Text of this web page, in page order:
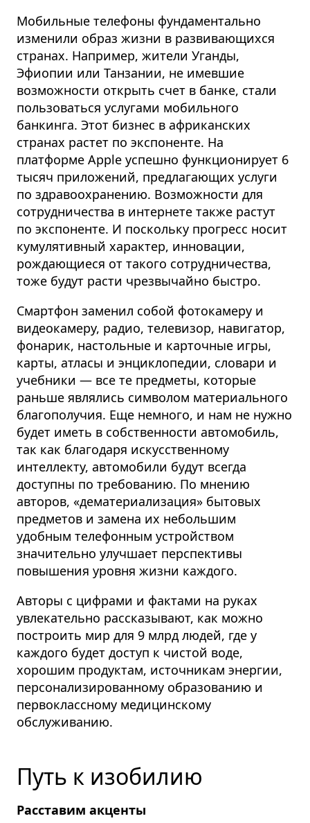
Мобильные телефоны фундаментально
изменили образ жизни в развивающихся
странах. Например, жители Уганды,
Эфиопии или Танзании, не имевшие
возможности открыть счет в банке, стали
пользоваться услугами мобильного
банкинга. Этот бизнес в африканских
странах растет по экспоненте. На
платформе Apple успешно функционирует 6
тысяч приложений, предлагающих услуги
по здравоохранению. Возможности для
сотрудничества в интернете также растут
по экспоненте. И поскольку прогресс носит
кумулятивный характер, инновации,
рождающиеся от такого сотрудничества,
тоже будут расти чрезвычайно быстро.
Смартфон заменил собой фотокамеру и
видеокамеру, радио, телевизор, навигатор,
фонарик, настольные и карточные игры,
карты, атласы и энциклопедии, словари и
учебники — все те предметы, которые
раньше являлись символом материального
благополучия. Еще немного, и нам не нужно
будет иметь в собственности автомобиль,
так как благодаря искусственному
интеллекту, автомобили будут всегда
доступны по требованию. По мнению
авторов, «дематериализация» бытовых
предметов и замена их небольшим
удобным телефонным устройством
значительно улучшает перспективы
повышения уровня жизни каждого.
Авторы с цифрами и фактами на руках
увлекательно рассказывают, как можно
построить мир для 9 млрд людей, где у
каждого будет доступ к чистой воде,
хорошим продуктам, источникам энергии,
персонализированному образованию и
первоклассному медицинскому
обслуживанию.
Путь к изобилию
Расставим акценты